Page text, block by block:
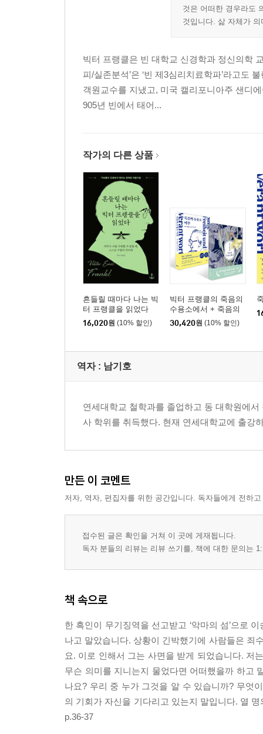
것은 어떠한 경우라도
것입니다. 삶 자체가
빅터 프랭클은 빈 대학교 신경학과 정신의학
피/실존분석’은 ‘빈 제3심리치료학파’라고도
객원교수를 지냈고, 미국 캘리포니아주 샌디
905년 빈에서 태어...
작가의 다른 상품
흔들릴 때마다 나는 빅
터 프랭클을 읽었다
16,020원 (10% 할인)
빅터 프랭클의 죽음의
수용소에서 + 죽음의
수용소 이후 세트
30,420원 (10% 할인)
역자 : 남기호
연세대학교 철학과를 졸업하고 동 대학원에
사 학위를 취득했다. 현재 연세대학교에 출강
만든 이 코멘트
저자, 역자, 편집자를 위한 공간입니다. 독자들에게 전하
접수된 글은 확인을 거쳐 이 곳에 게재됩니다.
독자 분들의 리뷰는 리뷰 쓰기를, 책에 대한 문의는
책 속으로
한 흑인이 무기징역을 선고받고 ‘악마의 섬’으로
나고 말았습니다. 상황이 긴박했기에 사람들은 죄
요. 이로 인해서 그는 사면을 받게 되었습니다. 저
무슨 의미를 지니는지 물었다면 어떠했을까 하고
나요? 우리 중 누가 그것을 알 수 있습니까? 무엇
의 기회가 자신을 기다리고 있는지 말입니다. 열
p.36-37